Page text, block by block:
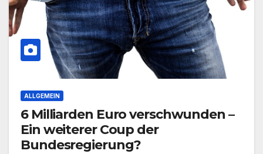
ALLGEMEIN
6 Milliarden Euro verschwunden –
Ein weiterer Coup der
Bundesregierung?